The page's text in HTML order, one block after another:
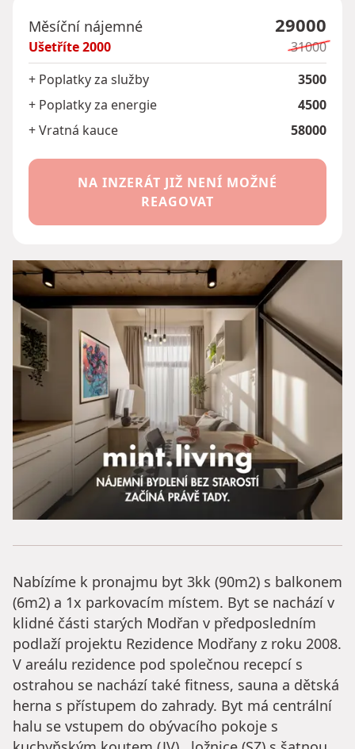
Měsíční nájemné 29000
Ušetříte2000
31000
+ Poplatky za služby
3500
+ Poplatky za energie
4500
+ Vratná kauce
58000
NA INZERÁT JIŽ NENÍ MOŽNÉ
REAGOVAT
Nabízíme k pronajmu byt 3kk (90m2) s balkonem
(6m2) a 1x parkovacím místem. Byt se nachází v
klidné části starých Modřan v předposledním
podlaží projektu Rezidence Modřany z roku 2008.
V areálu rezidence pod společnou recepcí s
ostrahou se nachází také fitness, sauna a dětská
herna s přístupem do zahrady. Byt má centrální
halu se vstupem do obývacího pokoje s